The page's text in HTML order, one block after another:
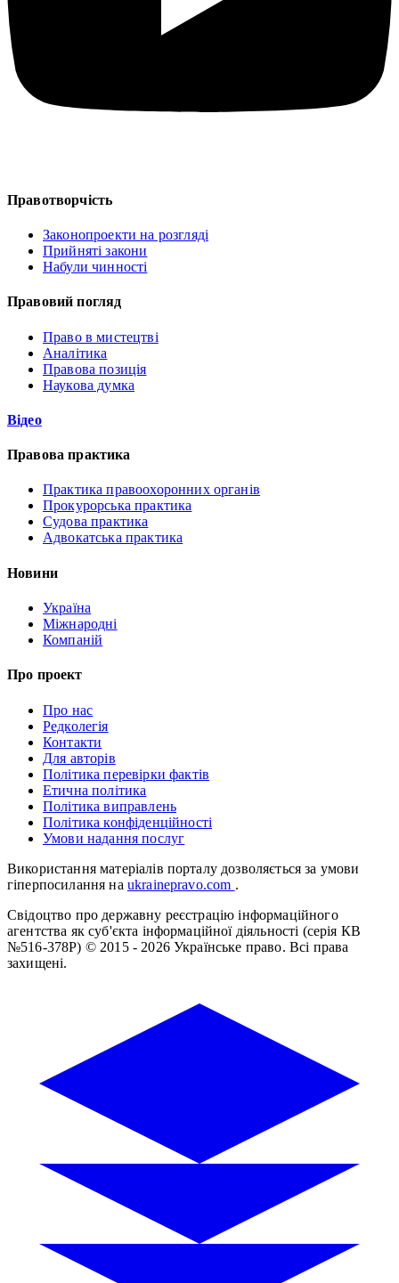
Правотворчість
Законопроекти на розгляді
Прийняті закони
Набули чинності
Правовий погляд
Право в мистецтві
Аналітика
Правова позиція
Наукова думка
Відео
Правова практика
Практика правоохоронних органів
Прокурорська практика
Судова практика
Адвокатська практика
Новини
Україна
Міжнародні
Компаній
Про проект
Про нас
Редколегія
Контакти
Для авторів
Політика перевірки фактів
Етична політика
Політика виправлень
Політика конфіденційності
Умови надання послуг
Використання матеріалів порталу дозволяється за умови
гіперпосилання на ukrainepravo.com .
Свідоцтво про державну реєстрацію інформаційного
агентства як суб'єкта інформаційної діяльності (серія КВ
№516-378Р) © 2015 - 2026 Українське право. Всі права
захищені.